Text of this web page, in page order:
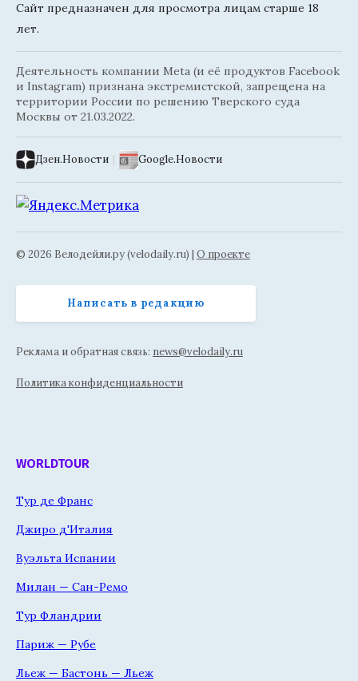
Сайт предназначен для просмотра лицам старше 18
лет.
Деятельность компании Meta (и её продуктов Facebook
и Instagram) признана экстремистской, запрещена на
территории России по решению Тверского суда
Москвы от 21.03.2022.
Дзен.Новости | Google.Новости
© 2026 Велодейли.ру (velodaily.ru) | О проекте
Написать в редакцию
Реклама и обратная связь: news@velodaily.ru
Политика конфиденциальности
WORLDTOUR
Тур де Франс
Джиро д'Италия
Вуэльта Испании
Милан — Сан-Ремо
Тур Фландрии
Париж — Рубе
Льеж — Бастонь — Льеж